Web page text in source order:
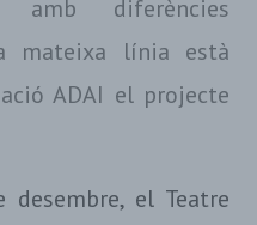
amb diferències
mateixa línia està
ADAI el projecte
el Teatre